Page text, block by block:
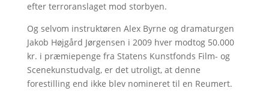
efter terroranslaget mod storbyen.
Og selvom instruktøren Alex Byrne og dramaturgen
Jakob Højgård Jørgensen i 2009 hver modtog 50.000
kr. i præmiepenge fra Statens Kunstfonds Film- og
Scenekunstudvalg, er det utroligt, at denne
forestilling end ikke blev nomineret til en Reumert.